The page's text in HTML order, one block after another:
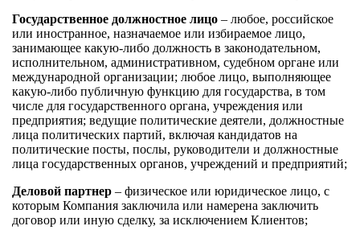
Государственное должностное лицо – любое, российское
или иностранное, назначаемое или избираемое лицо,
занимающее какую-либо должность в законодательном,
исполнительном, административном, судебном органе или
международной организации; любое лицо, выполняющее
какую-либо публичную функцию для государства, в том
числе для государственного органа, учреждения или
предприятия; ведущие политические деятели, должностные
лица политических партий, включая кандидатов на
политические посты, послы, руководители и должностные
лица государственных органов, учреждений и предприятий;
Деловой партнер – физическое или юридическое лицо, с
которым Компания заключила или намерена заключить
договор или иную сделку, за исключением Клиентов;